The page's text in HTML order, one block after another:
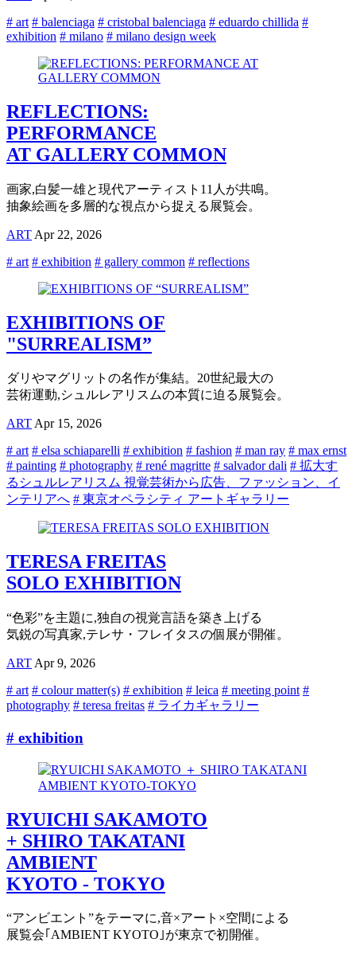
# art # balenciaga # cristobal balenciaga # eduardo chillida #
exhibition # milano # milano design week
REFLECTIONS:
PERFORMANCE
AT GALLERY COMMON
画家,白髪一雄と現代アーティスト11人が共鳴。
抽象絵画を多層的な視点から捉える展覧会。
ART Apr 22, 2026
# art # exhibition # gallery common # reflections
EXHIBITIONS OF
"SURREALISM”
ダリやマグリットの名作が集結。20世紀最大の
芸術運動,シュルレアリスムの本質に迫る展覧会。
ARTApr 15, 2026
# art # elsa schiaparelli # exhibition # fashion # man ray # max ernst
# painting # photography # rené magritte # salvador dali # 拡大す
るシュルレアリスム 視覚芸術から広告、ファッション、イ
ンテリアへ # 東京オペラシティ アートギャラリー
TERESA FREITAS
SOLO EXHIBITION
“色彩”を主題に,独自の視覚言語を築き上げる
気鋭の写真家,テレサ・フレイタスの個展が開催。
ART Apr 9, 2026
# art # colour matter(s) # exhibition # leica # meeting point #
photography # teresa freitas # ライカギャラリー
# exhibition
RYUICHI SAKAMOTO
+ SHIRO TAKATANI
AMBIENT
KYOTO - TOKYO
“アンビエント”をテーマに,音×アート×空間による
展覧会｢AMBIENT KYOTO｣が東京で初開催。